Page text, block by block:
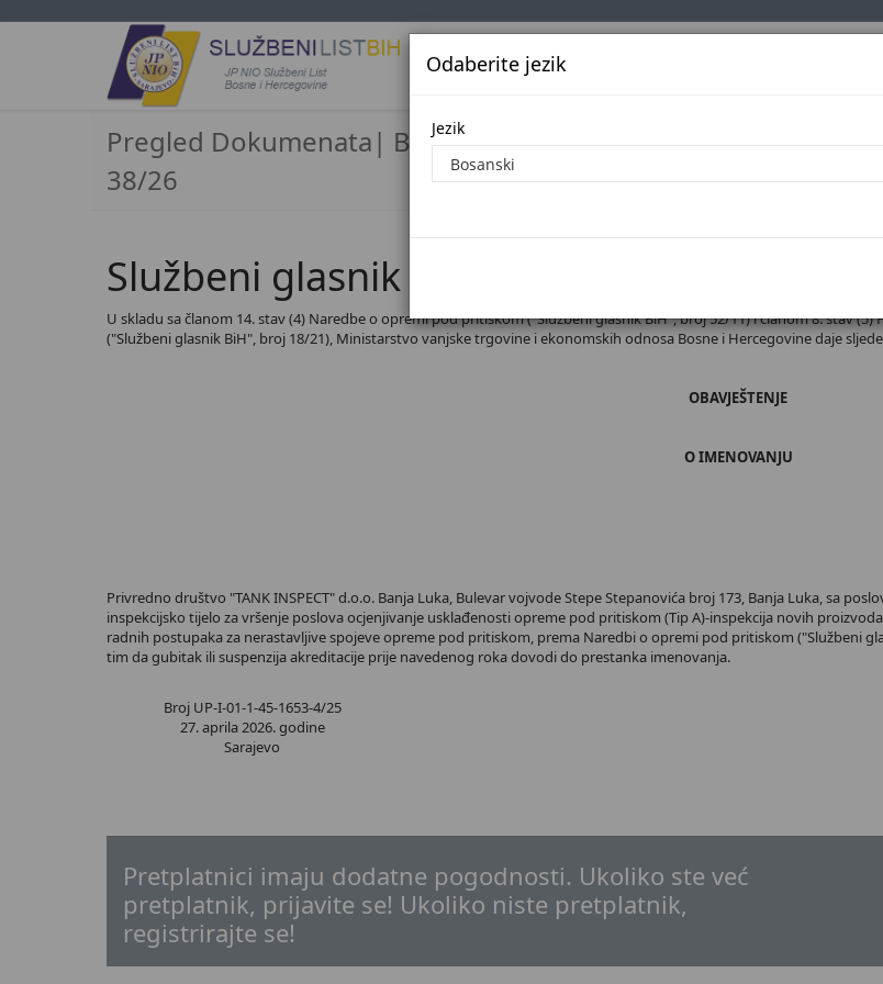
Jezik Službena glasila
Odaberite jezik
Jezik
Pregled Dokumenata| Broj
38/26
Službeni glasnik BiH, broj 38/26
U skladu sa članom 14. stav (4) Naredbe o opremi pod pritiskom ("Službeni glasnik BiH", broj 52/11) i članom 8. stav
("Službeni glasnik BiH", broj 18/21), Ministarstvo vanjske trgovine i ekonomskih odnosa Bosne i Hercegovine daje
OBAVJEŠTENJE
O IMENOVANJU
Privredno društvo "TANK INSPECT" d.o.o. Banja Luka, Bulevar vojvode Stepe Stepanovića broj 173, Banja Luka, sa
inspekcijsko tijelo za vršenje poslova ocjenjivanje usklađenosti opreme pod pritiskom (Tip A)-inspekcija novih
radnih postupaka za nerastavljive spojeve opreme pod pritiskom, prema Naredbi o opremi pod pritiskom ("Službeni
tim da gubitak ili suspenzija akreditacije prije navedenog roka dovodi do prestanka imenovanja.
Broj UP-I-01-1-45-1653-4/25
27. aprila 2026. godine
Sarajevo
Pretplatnici imaju dodatne pogodnosti. Ukoliko ste već
pretplatnik, prijavite se! Ukoliko niste pretplatnik,
registrirajte se!